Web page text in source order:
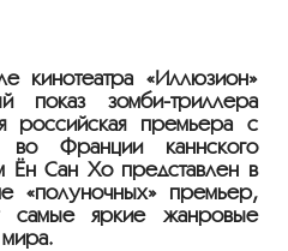
кинотеатра «Иллюзион»
показ зомби-триллера
российская премьера с
во Франции каннского
Ён Сан Хо представлен в
«полуночных» премьер,
самые яркие жанровые